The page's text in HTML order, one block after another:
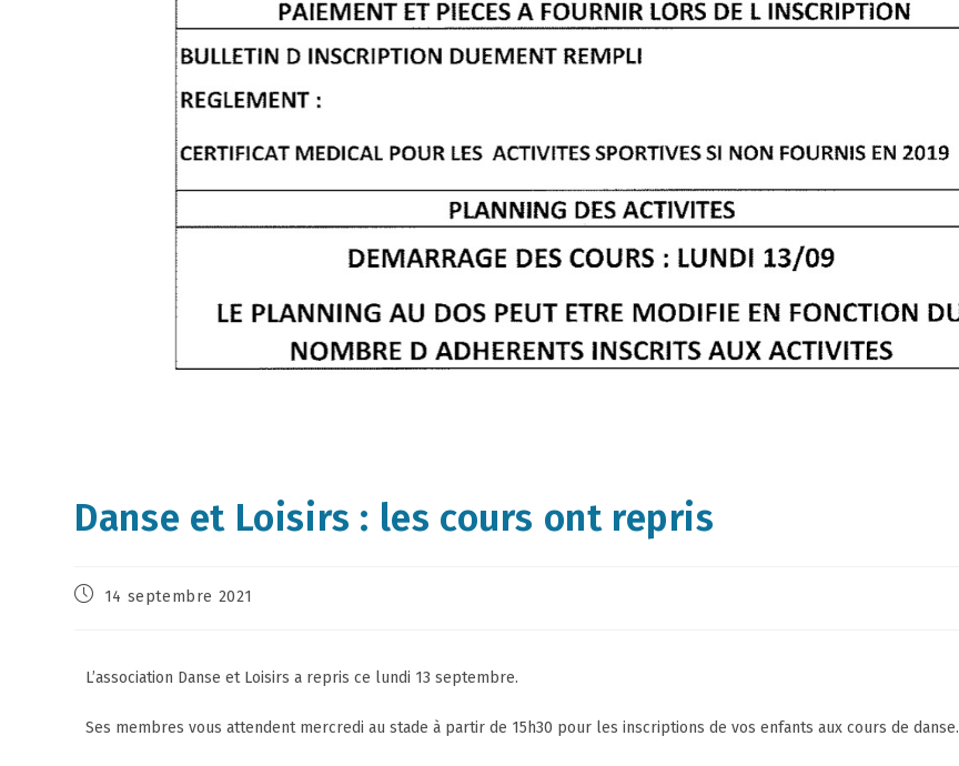
Danse et Loisirs : les cours ont repris
14 septembre 2021
L’association Danse et Loisirs a repris ce lundi 13 septembre.
Ses membres vous attendent mercredi au stade à partir de 15h30 pour les inscriptions de vos enfants aux cours de danse.